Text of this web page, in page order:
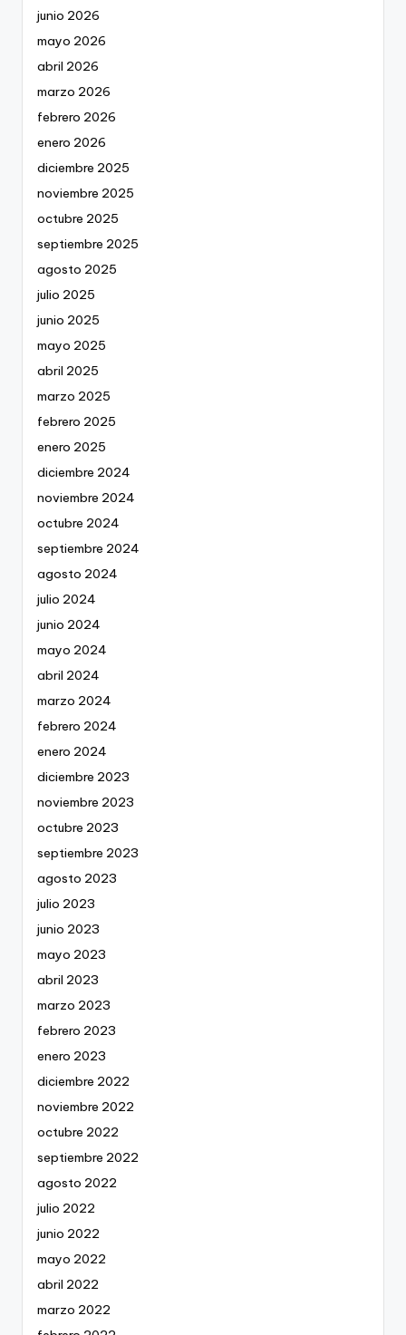
junio 2026
mayo 2026
abril 2026
marzo 2026
febrero 2026
enero 2026
diciembre 2025
noviembre 2025
octubre 2025
septiembre 2025
agosto 2025
julio 2025
junio 2025
mayo 2025
abril 2025
marzo 2025
febrero 2025
enero 2025
diciembre 2024
noviembre 2024
octubre 2024
septiembre 2024
agosto 2024
julio 2024
junio 2024
mayo 2024
abril 2024
marzo 2024
febrero 2024
enero 2024
diciembre 2023
noviembre 2023
octubre 2023
septiembre 2023
agosto 2023
julio 2023
junio 2023
mayo 2023
abril 2023
marzo 2023
febrero 2023
enero 2023
diciembre 2022
noviembre 2022
octubre 2022
septiembre 2022
agosto 2022
julio 2022
junio 2022
mayo 2022
abril 2022
marzo 2022